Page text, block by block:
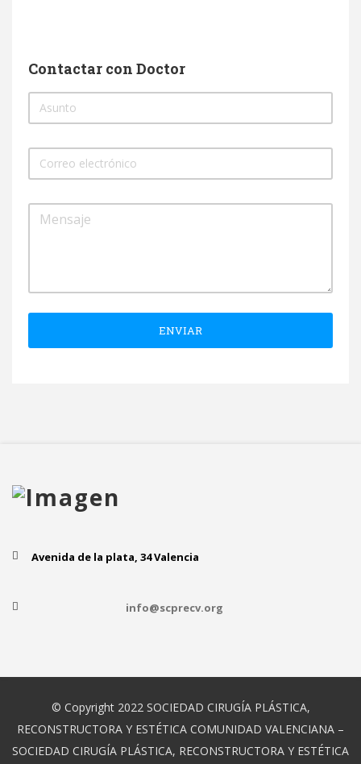
Contactar con Doctor
ENVIAR
Avenida de la plata, 34 Valencia
info@scprecv.org
© Copyright 2022 SOCIEDAD CIRUGÍA PLÁSTICA,
RECONSTRUCTORA Y ESTÉTICA COMUNIDAD VALENCIANA –
SOCIEDAD CIRUGÍA PLÁSTICA, RECONSTRUCTORA Y ESTÉTICA